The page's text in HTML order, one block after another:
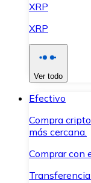
XRP
XRP
Ver todo
Efectivo
Compra
más cercana.
Comprar con